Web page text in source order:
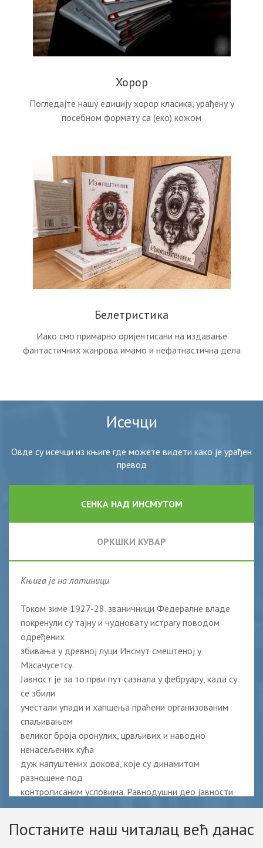
Хорор
Погледајте нашу едицију хорор класика, урађену у
посебном формату са (еко) кожом
Белетристика
Иако смо примарно оријентисани на издавање
фантастичних жанрова имамо и нефатнастична дела
Исечци
Овде су исечци из књиге где можете видети како је урађен
превод
СЕНКА НАД ИНСМУТОМ
ОРКШКИ КУВАР
Књига је на латиници
Током зиме 1927-28. званичници Федералне владе
покренули су тајну и чудновату истрагу поводом
одређених
збивања у древној луци Инсмут смештеној у
Масачусетсу.
Јавност је за то први пут сазнала у фебруару, када су
се збили
учестали упади и хапшења праћени организованим
спаљивањем
великог броја оронулих, црвљивих и наводно
ненасељених кућа
дуж напуштених докова, које су динамитом
разношене под
контролисаним условима. Равнодушни део јавности
приписао је
временима
Постаните наш читалац већ данас